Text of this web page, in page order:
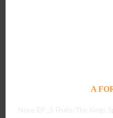
A
Neue EP „5 Fruits/The Kings